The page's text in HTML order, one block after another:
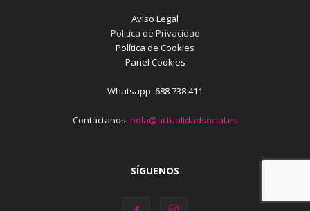
Aviso Legal
Política de Privacidad
Política de Cookies
Panel Cookies
Whatsapp: 688 738 411
Contáctanos: hola@actualidadsocial.es
SÍGUENOS